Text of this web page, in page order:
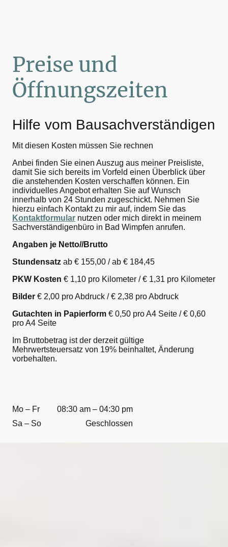
Preise und
Öffnungszeiten
Hilfe vom Bausachverständigen
Mit diesen Kosten müssen Sie rechnen
Anbei finden Sie einen Auszug aus meiner Preisliste,
damit Sie sich bereits im Vorfeld einen Überblick über
die anstehenden Kosten verschaffen können. Ein
individuelles Angebot erhalten Sie auf Wunsch
innerhalb von 24 Stunden zugeschickt. Nehmen Sie
hierzu einfach Kontakt zu mir auf, indem Sie das
Kontaktformular nutzen oder mich direkt in meinem
Sachverständigenbüro in Bad Wimpfen anrufen.
Angaben je Netto//Brutto
Stunden­satz ab € 155,00 / ab € 184,45
PKW Kosten € 1,10 pro Kilo­meter / € 1,31 pro Kilo­meter
Bilder € 2,00 pro Abdruck / € 2,38 pro Abdruck
Gutachten in Papier­form € 0,50 pro A4 Seite / € 0,60
pro A4 Seite
Im Bruttobetrag ist der derzeit gültige
Mehrwertsteuersatz von 19% beinhaltet, Änderung
vorbehalten.
Mo – Fr
08:30 am – 04:30 pm
Sa – So
Geschlossen